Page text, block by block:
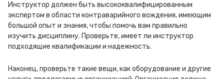
Инструктор должен быть высококвалифицированным
экспертом в области контраварийного вождения, имеющим
большой опыт и знания, чтобы помочь вам правильно
изучить дисциплину. Проверьте, имеет ли инструктор
подходящие квалификации и надежность.
Наконец, проверьте такие вещи, как оборудование и другие